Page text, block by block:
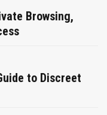
Browsing,
to Discreet